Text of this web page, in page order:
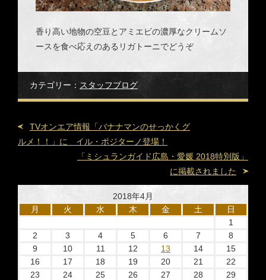
香り高い地物の空豆とアミエビの濃厚なクリームソ
ースを食べ応えのあるリガトーニでどうぞ
カテゴリー： スタッフブログ
TVオンエア情報「バナナマンのせっかくグ
ルメ！！」に イル・ポジターノ登場！
「ミシュランガイド広島・愛媛 2018特別版」
に掲載されました
2018年4月
月
火 水 木 金 土
日
1
2
3 4 5 6 7
8
9
10 11 12 13 14
15
16
17 18 19 20 21
22
23
24 25 26 27 28
29